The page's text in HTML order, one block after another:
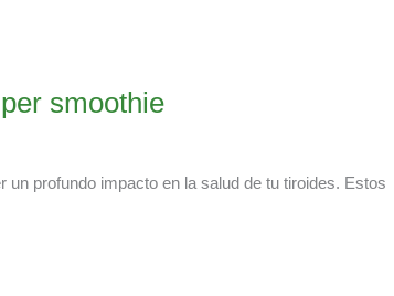
smoothie
profundo impacto en la salud de tu tiroides. Estos